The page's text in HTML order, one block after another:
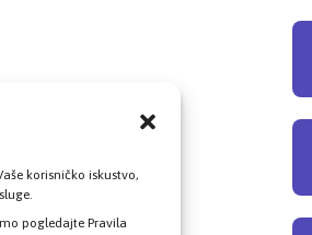
korisničko iskustvo,
pogledajte Pravila